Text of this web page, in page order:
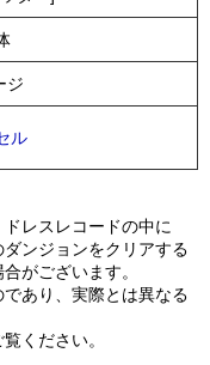
ジ
ル
レスレコードの中に
ンジョンをクリアする
がございます。
あり、実際とは異なる
ください。